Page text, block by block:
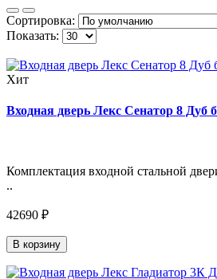
Сортировка:
Показать:
Хит
Входная дверь Лекс Сенатор 8 Дуб
Комплектация входной стальной
..
42690 ₽
В корзину